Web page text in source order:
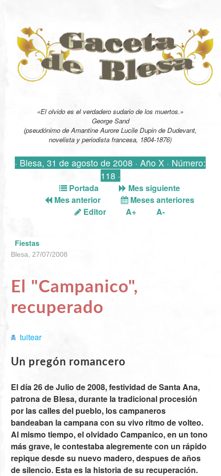
«El olvido es el verdadero sudario de los muertos.»
George Sand
(pseudónimo de Amantine Aurore Lucile Dupin de Dudevant,
novelista y periodista francesa, 1804-1876)
· Blesa, 31 de agosto de 2008 · Año X · Número:
118 ·
Portada
Mes siguiente
Mes anterior
Meses anteriores
Editor
A+ A-
Fiestas
Blesa, 27/07/2008
El "Campanico",
recuperado
tuitear
Un pregón romancero
El día 26 de Julio de 2008, festividad de Santa Ana,
patrona de Blesa, durante la tradicional procesión
por las calles del pueblo, los campaneros
bandeaban la campana con su vivo ritmo de volteo.
Al mismo tiempo, el olvidado Campanico, en un tono
más grave, le contestaba alegremente con un rápido
repique desde su nuevo madero, despues de años
de silencio. Esta es la historia de su recuperación.